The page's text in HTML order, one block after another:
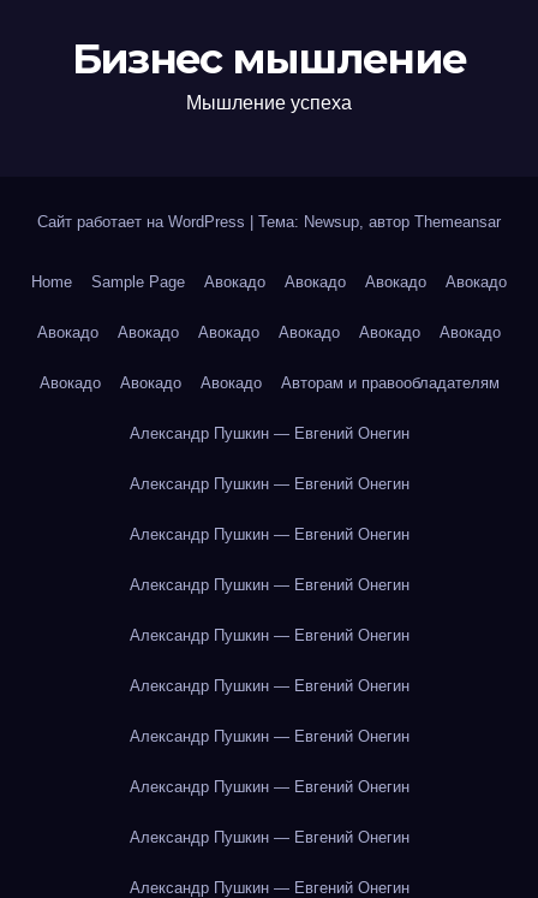
Бизнес мышление
Мышление успеха
Сайт работает на WordPress Тема: Newsup, автор Themeansar
Home Sample Page Авокадо Авокадо Авокадо Авокадо
Авокадо Авокадо Авокадо Авокадо Авокадо Авокадо
Авокадо Авокадо Авокадо Авторам и правообладателям
Александр Пушкин — Евгений Онегин
Александр Пушкин — Евгений Онегин
Александр Пушкин — Евгений Онегин
Александр Пушкин — Евгений Онегин
Александр Пушкин — Евгений Онегин
Александр Пушкин — Евгений Онегин
Александр Пушкин — Евгений Онегин
Александр Пушкин — Евгений Онегин
Александр Пушкин — Евгений Онегин
Александр Пушкин — Евгений Онегин